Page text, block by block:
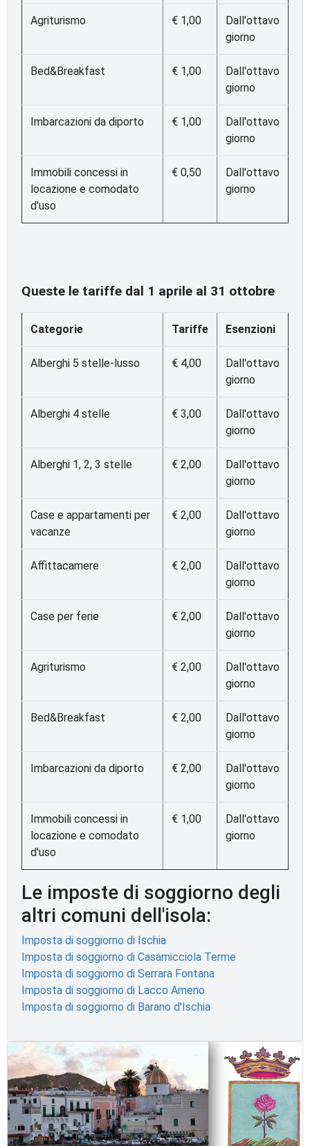
Agriturismo € 1,00
Dall'ottavo
giorno
Bed&Breakfast € 1,00
Dall'ottavo
giorno
Imbarcazioni da diporto € 1,00
Dall'ottavo
giorno
Immobili concessi in
locazione e comodato
d'uso
€ 0,50
Dall'ottavo
giorno
Queste le tariffe dal 1 aprile al 31 ottobre
Categorie Tariffe Esenzioni
Alberghi 5 stelle-lusso € 4,00
Dall'ottavo
giorno
Alberghi 4 stelle € 3,00
Dall'ottavo
giorno
Alberghi 1, 2, 3 stelle € 2,00
Dall'ottavo
giorno
Case e appartamenti per
vacanze
€ 2,00
Dall'ottavo
giorno
Affittacamere € 2,00
Dall'ottavo
giorno
Case per ferie € 2,00
Dall'ottavo
giorno
Agriturismo € 2,00
Dall'ottavo
giorno
Bed&Breakfast € 2,00
Dall'ottavo
giorno
Imbarcazioni da diporto € 2,00
Dall'ottavo
giorno
Immobili concessi in
locazione e comodato
d'uso
€ 1,00
Dall'ottavo
giorno
Le imposte di soggiorno degli
altri comuni dell'isola:
Imposta di soggiorno di Ischia
Imposta di soggiorno di Casamicciola Terme
Imposta di soggiorno di Serrara Fontana
Imposta di soggiorno di Lacco Ameno
Imposta di soggiorno di Barano d'Ischia